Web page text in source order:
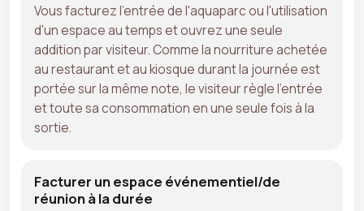
Vous facturez l'entrée de l'aquaparc ou l'utilisation
d'un espace au temps et ouvrez une seule
addition par visiteur. Comme la nourriture achetée
au restaurant et au kiosque durant la journée est
portée sur la même note, le visiteur règle l'entrée
et toute sa consommation en une seule fois à la
sortie.
Facturer un espace événementiel/de
réunion à la durée